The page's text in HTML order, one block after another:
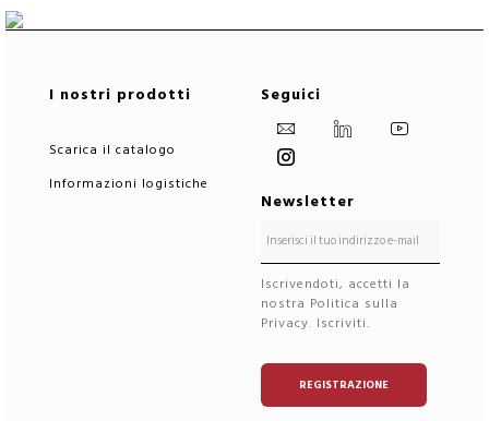
I nostri prodotti
Scarica il catalogo
Informazioni logistiche
Seguici
Newsletter
Iscrivendoti, accetti la
nostra Politica sulla
Privacy. Iscriviti.
REGISTRAZIONE